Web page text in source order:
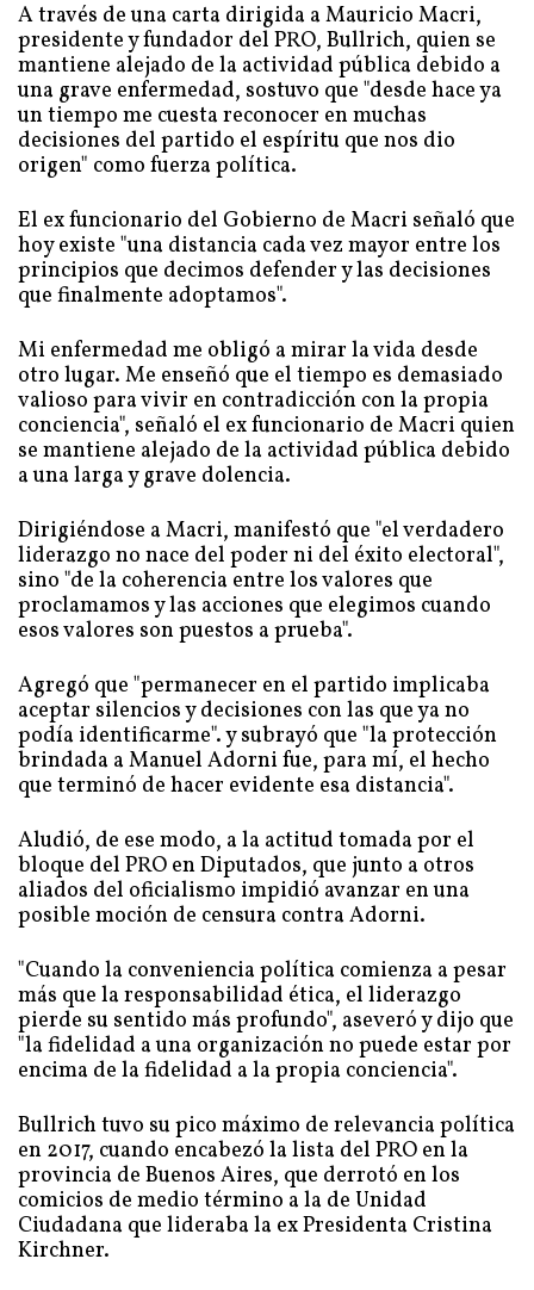
A través de una carta dirigida a Mauricio Macri,
presidente y fundador del PRO, Bullrich, quien se
mantiene alejado de la actividad pública debido a
una grave enfermedad, sostuvo que "desde hace ya
un tiempo me cuesta reconocer en muchas
decisiones del partido el espíritu que nos dio
origen" como fuerza política.
El ex funcionario del Gobierno de Macri señaló que
hoy existe "una distancia cada vez mayor entre los
principios que decimos defender y las decisiones
que finalmente adoptamos".
Mi enfermedad me obligó a mirar la vida desde
otro lugar. Me enseñó que el tiempo es demasiado
valioso para vivir en contradicción con la propia
conciencia", señaló el ex funcionario de Macri quien
se mantiene alejado de la actividad pública debido
a una larga y grave dolencia.
Dirigiéndose a Macri, manifestó que "el verdadero
liderazgo no nace del poder ni del éxito electoral",
sino "de la coherencia entre los valores que
proclamamos y las acciones que elegimos cuando
esos valores son puestos a prueba".
Agregó que "permanecer en el partido implicaba
aceptar silencios y decisiones con las que ya no
podía identificarme". y subrayó que "la protección
brindada a Manuel Adorni fue, para mí, el hecho
que terminó de hacer evidente esa distancia".
Aludió, de ese modo, a la actitud tomada por el
bloque del PRO en Diputados, que junto a otros
aliados del oficialismo impidió avanzar en una
posible moción de censura contra Adorni.
"Cuando la conveniencia política comienza a pesar
más que la responsabilidad ética, el liderazgo
pierde su sentido más profundo", aseveró y dijo que
"la fidelidad a una organización no puede estar por
encima de la fidelidad a la propia conciencia".
Bullrich tuvo su pico máximo de relevancia política
en 2017, cuando encabezó la lista del PRO en la
provincia de Buenos Aires, que derrotó en los
comicios de medio término a la de Unidad
Ciudadana que lideraba la ex Presidenta Cristina
Kirchner.